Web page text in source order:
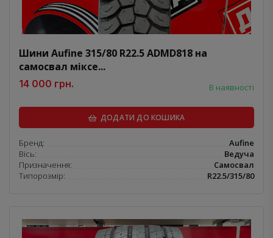
Шини Aufine 315/80 R22.5 ADMD818 на
самосвал міксе...
В наявності
14 000 грн.
ДОДАТИ ДО КОШИКА
Бренд:
Aufine
Вісь:
Ведуча
Призначення:
Самосвал
Типорозмір:
R22.5/315/80